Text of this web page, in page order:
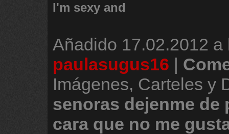
I'm sexy and
Añadido 17.02.2012 a
paulasugus16 |
Imágenes, Carteles y
senoras dejenme de
cara que no me